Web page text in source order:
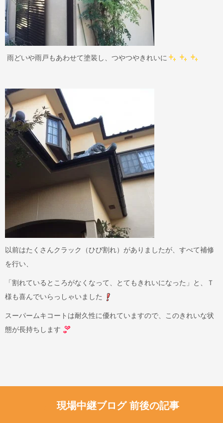
雨どいや雨戸もあわせて塗装し、つやつやきれいに
以前はたくさんクラック（ひび割れ）がありましたが、すべて補修
を行い、
「割れているところがなくなって、とてもきれいになった」と、Ｔ
様も喜んでいらっしゃいました
スーパームキコートは耐久性に優れていますので、このきれいな状
態が長持ちします
現場中継ブログ 前後の記事